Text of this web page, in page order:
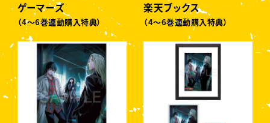
ゲーマーズ
（4〜6巻連動購入特典）
楽天ブックス
（4〜6巻連動購入特典）